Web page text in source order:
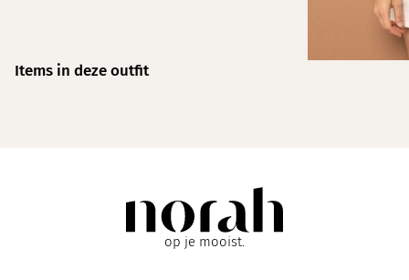
Items in deze outfit
op je mooist.